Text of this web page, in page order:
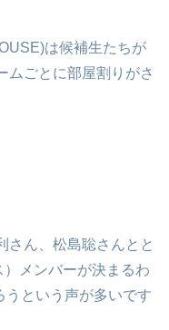
は候補生たちが
ムごとに部屋割りがさ
さん、松島聡さんとと
メンバーが決まるわ
うという声が多いです